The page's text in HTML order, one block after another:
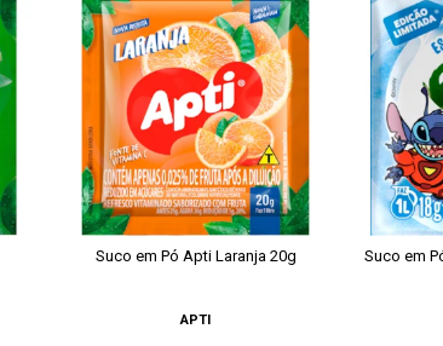
Suco em Pó Apti Laranja 20g
APTI
Suco em